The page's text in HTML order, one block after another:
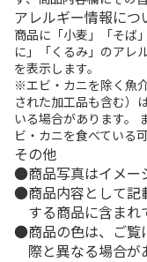
アレルギー情報につ
商品に「小麦」「そば
に」「くるみ」のアレ
を表示します。
※エビ・カニを除く魚
された加工品も含む）
いる場合があります。
ビ・カニを食べている
その他
商品写真はイメー
商品内容として
する商品に含まれ
商品の色は、ご
際と異なる場合が